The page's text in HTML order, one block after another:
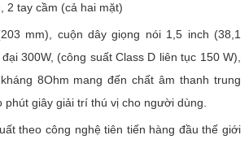
2 tay cầm (cả hai mặt)
mm), cuộn dây giọng nói 1,5 inch (38,1
300W, (công suất Class D liên tục 150 W),
8Ohm mang đến chất âm thanh trung
phút giây giải trí thú vị cho người dùng.
theo công nghệ tiên tiến hàng đầu thế giới